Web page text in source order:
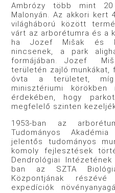
Ambrózy több mint
Malonyán. Az akkori kert
világháború között
várt az arborétumra és a
ha Jozef Mišak és
nincsenek, a park
formájában. Jozef
területén zajló munkákat,
óvta a területet,
minisztériumi
érdekében, hogy
megfelelő szinten
1953-ban az
Tudományos
jelentős tudományos
komoly fejlesztések
Dendrológiai
ban az SZTA
Központjának
expedíciók